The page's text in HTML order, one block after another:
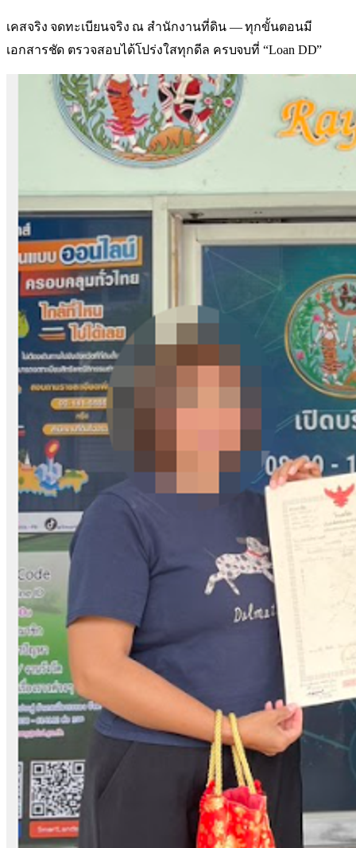
เคสจริง จดทะเบียนจริง ณ สำนักงานที่ดิน — ทุกขั้นตอนมี
เอกสารชัด ตรวจสอบได้โปร่งใสทุกดีล ครบจบที่ “Loan DD”